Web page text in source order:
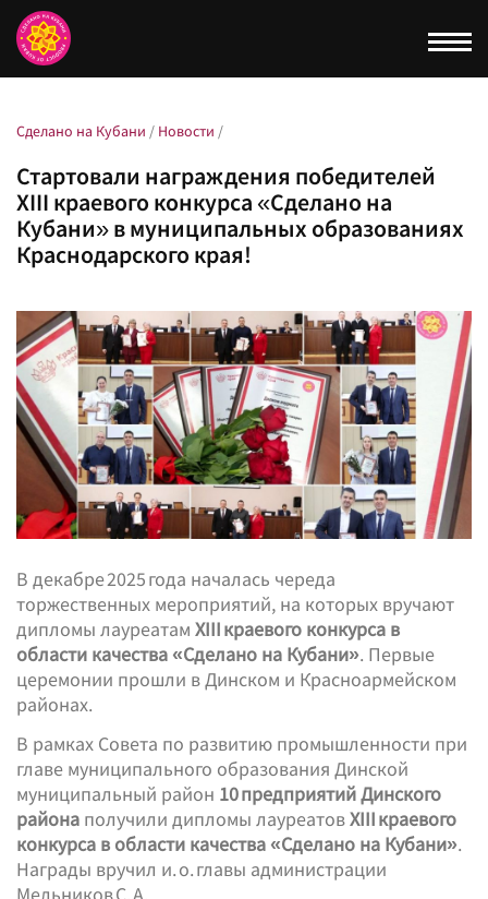
Сделано на Кубани / Новости /
Стартовали награждения победителей
XIII краевого конкурса «Сделано на
Кубани» в муниципальных образованиях
Краснодарского края!
В декабре 2025 года началась череда
торжественных мероприятий, на которых вручают
дипломы лауреатам XIII краевого конкурса в
области качества «Сделано на Кубани». Первые
церемонии прошли в Динском и Красноармейском
районах.
В рамках Совета по развитию промышленности при
главе муниципального образования Динской
муниципальный район 10 предприятий Динского
района получили дипломы лауреатовXIII краевого
конкурса в области качества «Сделано на Кубани».
Награды вручил и. о. главы администрации
Мельников С. А.